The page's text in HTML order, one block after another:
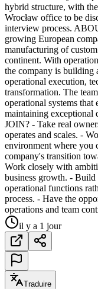
hybrid structure, with
Wrocław office to be
interview process.
growing European
manufacturing of
continent. With
the company is building
operational execution,
transformation. The
operational systems
maintaining exceptional
JOIN? - Take real
operates and scales. -
environment where you
company's transition
Work closely with
business growth. - Build
operational functions
process. - Have the
operations and team
il y a 1 jour
Traduire